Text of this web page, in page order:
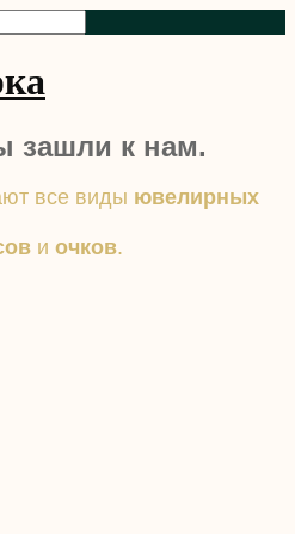
зашли к нам.
все виды ювелирных
и очков.